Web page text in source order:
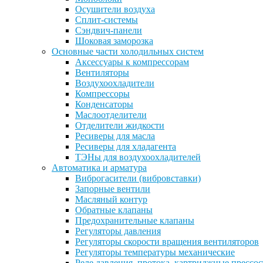
Осушители воздуха
Сплит-системы
Сэндвич-панели
Шоковая заморозка
Основные части холодильных систем
Аксессуары к компрессорам
Вентиляторы
Воздухоохладители
Компрессоры
Конденсаторы
Маслоотделители
Отделители жидкости
Ресиверы для масла
Ресиверы для хладагента
ТЭНы для воздухоохладителей
Автоматика и арматура
Виброгасители (вибровставки)
Запорные вентили
Масляный контур
Обратные клапаны
Предохранительные клапаны
Регуляторы давления
Регуляторы скорости вращения вентиляторов
Регуляторы температуры механические